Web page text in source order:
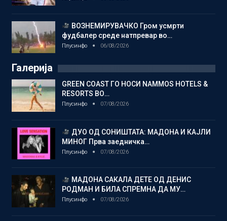
ВОЗНЕМИРУВАЧКО Гром усмрти
фудбалер среде натпревар во…
Плусинфо 06/08/2026
Галерија
GREEN COAST ГО НОСИ NAMMOS HOTELS &
RESORTS ВО…
Плусинфо 07/08/2026
ДУО ОД СОНИШТАТА: МАДОНА И КАЈЛИ
МИНОГ Прва заедничка…
Плусинфо 07/08/2026
МАДОНА САКАЛА ДЕТЕ ОД ДЕНИС
РОДМАН И БИЛА СПРЕМНА ДА МУ…
Плусинфо 07/08/2026